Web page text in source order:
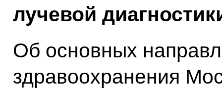
лучевой
Об основных
здравоохранения